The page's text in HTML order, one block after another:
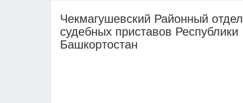
Чекмагушевский Районный отдел
судебных приставов Республики
Башкортостан